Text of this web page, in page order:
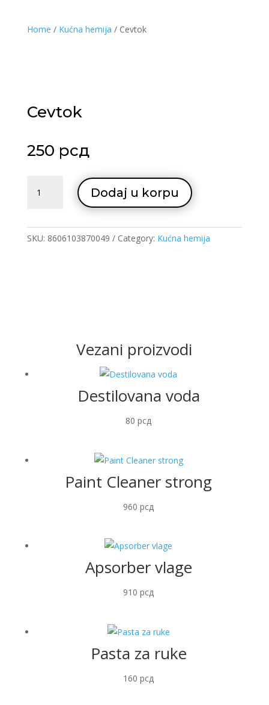
Home / Kućna hemija / Cevtok
Cevtok
250 рсд
quantity
Dodaj u korpu
SKU: 8606103870049 Category: Kućna hemija
Vezani proizvodi
Destilovana voda
80рсд
Paint Cleaner strong
960рсд
Apsorber vlage
910рсд
Pasta za ruke
160рсд